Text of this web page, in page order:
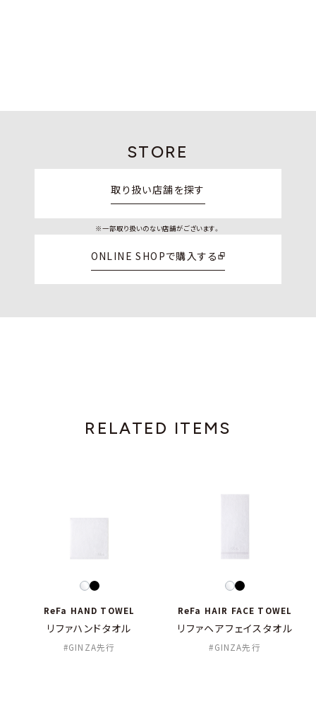
STORE
取り扱い店舗を探す
※一部取り扱いのない店舗がございます。
ONLINE SHOPで購入する
RELATED ITEMS
ReFa HAND TOWEL
リファハンドタオル
GINZA先行
ReFa HAIR FACE TOWEL
リファヘアフェイスタオル
GINZA先行